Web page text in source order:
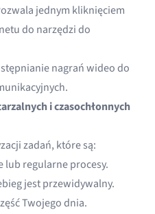
jednym kliknięciem
do narzędzi do
nagrań wideo do
i czasochłonnych
zadań, które są:
lub regularne procesy.
jest przewidywalny.
Twojego dnia.